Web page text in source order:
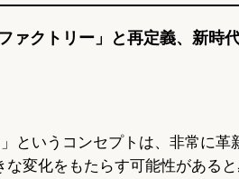
ァクトリー」と再定義、新時
というコンセプトは、非常に革
変化をもたらす可能性があると